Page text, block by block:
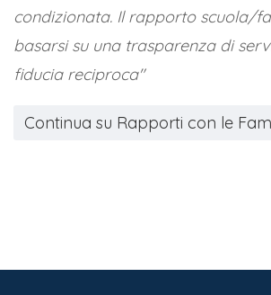
condizionata. Il rapporto scuola/
basarsi su una trasparenza di
fiducia reciproca"
Continua su Rapporti con le